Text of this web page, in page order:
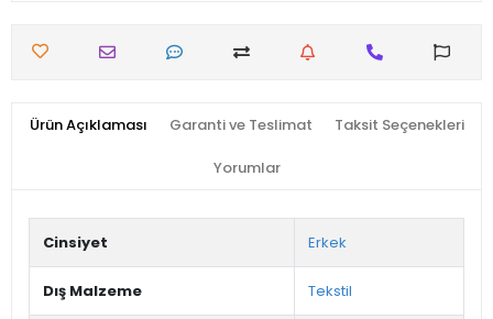
Ürün Açıklaması Garanti ve Teslimat Taksit Seçenekleri
Yorumlar
Cinsiyet Erkek
Dış Malzeme Tekstil